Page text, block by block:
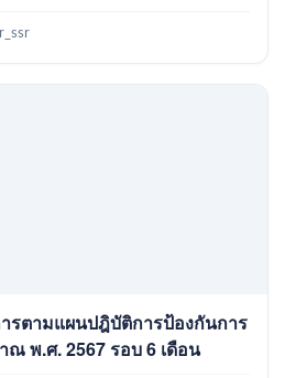
รตามแผนปฎิบัติการป้องกันการ
ณ พ.ศ. 2567 รอบ 6 เดือน